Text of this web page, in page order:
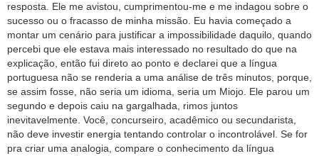
resposta. Ele me avistou, cumprimentou-me e me indagou sobre o
sucesso ou o fracasso de minha missão. Eu havia começado a
montar um cenário para justificar a impossibilidade daquilo, quando
percebi que ele estava mais interessado no resultado do que na
explicação, então fui direto ao ponto e declarei que a língua
portuguesa não se renderia a uma análise de três minutos, porque,
se assim fosse, não seria um idioma, seria um Miojo. Ele parou um
segundo e depois caiu na gargalhada, rimos juntos
inevitavelmente. Você, concurseiro, acadêmico ou secundarista,
não deve investir energia tentando controlar o incontrolável. Se for
pra criar uma analogia, compare o conhecimento da língua